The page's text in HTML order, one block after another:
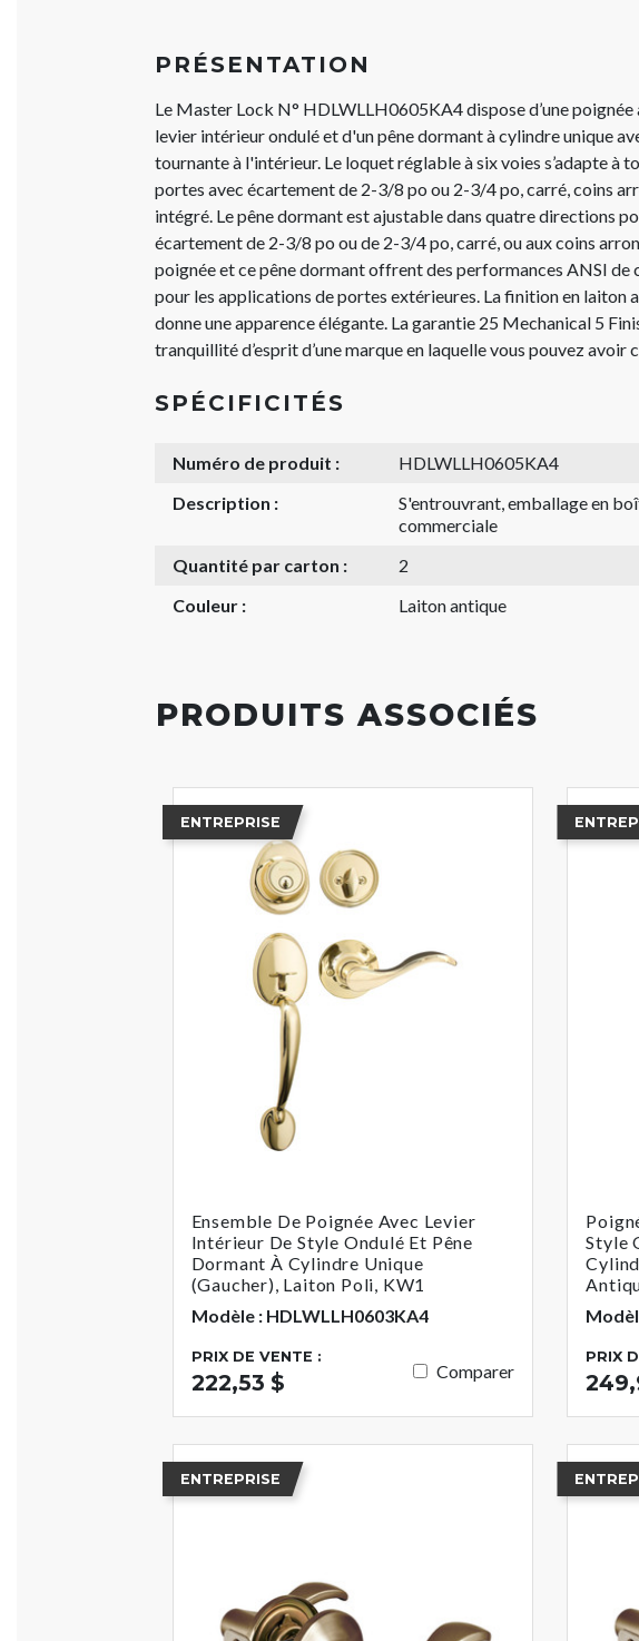
PRÉSENTATION
Le Master Lock N° HDLWLLH0605KA4 dispose d’une poignée
levier intérieur ondulé et d'un pêne dormant à cylindre unique
tournante à l'intérieur. Le loquet réglable à six voies s’adapte à
portes avec écartement de 2-3/8 po ou 2-3/4 po, carré, coins
intégré. Le pêne dormant est ajustable dans quatre directions
écartement de 2-3/8 po ou de 2-3/4 po, carré, ou aux coins
poignée et ce pêne dormant offrent des performances ANSI de
pour les applications de portes extérieures. La finition en laiton
donne une apparence élégante. La garantie 25 Mechanical 5
tranquillité d’esprit d’une marque en laquelle vous pouvez avoir
SPÉCIFICITÉS
Numéro de produit :
HDLWLLH0605KA4
Description :
S'entrouvrant, emballage en
commerciale
Quantité par carton :
2
Couleur :
Laiton antique
PRODUITS ASSOCIÉS
ENTREPRISE
Ensemble De Poignée Avec Levier
Intérieur De Style Ondulé Et Pêne
Dormant À Cylindre Unique
(gaucher), Laiton Poli, KW1
Modèle : HDLWLLH0603KA4
PRIX DE VENTE :
222,53 $ Comparer
Style
PRIX
ENTREPRISE